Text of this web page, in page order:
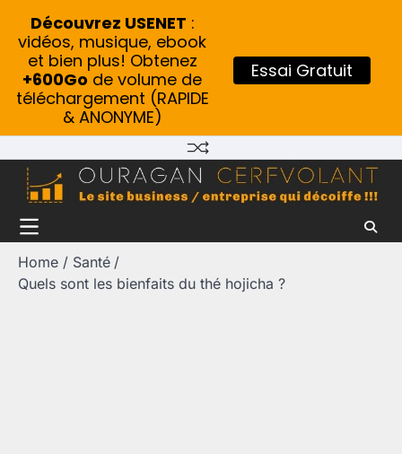
content
Home
Santé
Quels sont les bienfaits du thé hojicha ?
Découvrez USENET :
vidéos, musique, ebook
et bien plus! Obtenez
+600Go de volume de
téléchargement (RAPIDE
& ANONYME)
Essai Gratuit